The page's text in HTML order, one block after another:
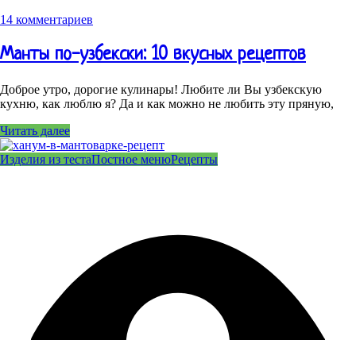
14 комментариев
Манты по-узбекски: 10 вкусных рецептов
Доброе утро, дорогие кулинары! Любите ли Вы узбекскую
кухню, как люблю я? Да и как можно не любить эту пряную,
Читать далее
Изделия из тестаПостное менюРецепты